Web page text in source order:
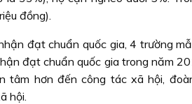
đồng).
đạt chuẩn quốc gia, 4 trường
đạt chuẩn quốc gia trong năm
tâm hơn đến công tác xã hội,
hội.